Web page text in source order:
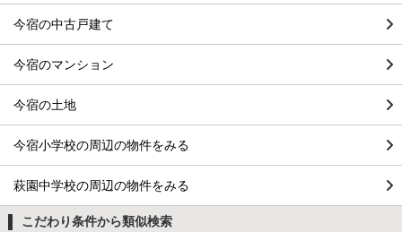
今宿の中古戸建て
今宿のマンション
今宿の土地
今宿小学校の周辺の物件をみる
萩園中学校の周辺の物件をみる
こだわり条件から類似検索